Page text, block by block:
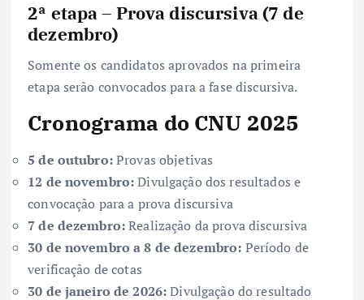
2ª etapa – Prova discursiva (7 de
dezembro)
Somente os candidatos aprovados na primeira
etapa serão convocados para a fase discursiva.
Cronograma do CNU 2025
5 de outubro:Provas objetivas
12 de novembro:Divulgação dos resultados e
convocação para a prova discursiva
7 de dezembro:Realização da prova discursiva
30 de novembro a 8 de dezembro: Período de
verificação de cotas
30 de janeiro de 2026:Divulgação do resultado